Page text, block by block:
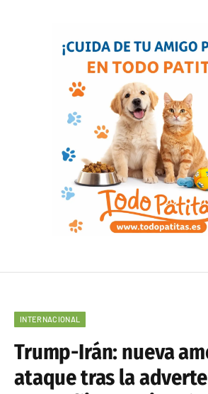
INTERNACIONAL
Trump-Irán: nueva
ataque tras la